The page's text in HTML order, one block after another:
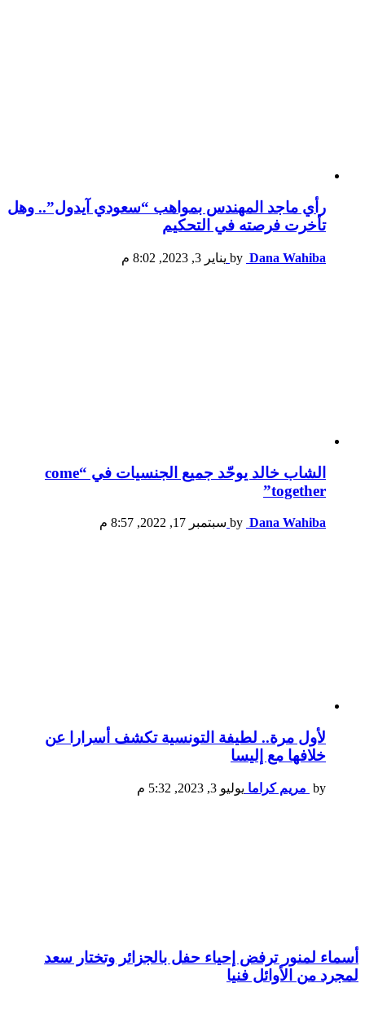
رأي ماجد المهندس بمواهب “سعودي آيدول”.. وهل
تأخرت فرصته في التحكيم
by Dana Wahiba يناير 3, 2023, 8:02 م
الشاب خالد يوحّد جميع الجنسيات في “come
together”
by Dana Wahiba سبتمبر 17, 2022, 8:57 م
لأول مرة.. لطيفة التونسية تكشف أسرارا عن
خلافها مع إليسا
by مريم كراما يوليو 3, 2023, 5:32 م
أسماء لمنور ترفض إحياء حفل بالجزائر وتختار سعد
لمجرد من الأوائل فنيا